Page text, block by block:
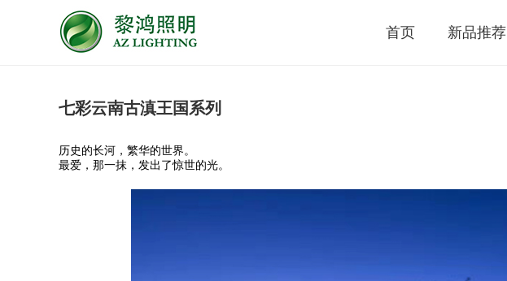
首页 新品推荐
七彩云南古滇王国系列
历史的长河，繁华的世界。
最爱，那一抹，发出了惊世的光。